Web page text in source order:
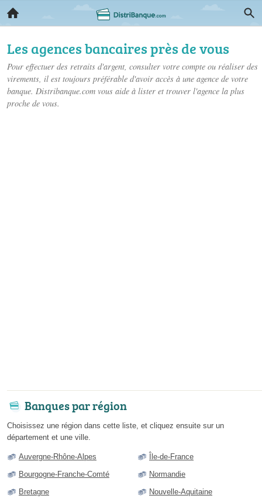
Les agences bancaires près de vous
Pour effectuer des retraits d'argent, consulter votre compte ou réaliser des
virements, il est toujours préférable d'avoir accès à une agence de votre
banque. Distribanque.com vous aide à lister et trouver l'agence la plus
proche de vous.
Banques par région
Choisissez une région dans cette liste, et cliquez ensuite sur un
département et une ville.
Auvergne-Rhône-Alpes
Bourgogne-Franche-Comté
Bretagne
Île-de-France
Normandie
Nouvelle-Aquitaine